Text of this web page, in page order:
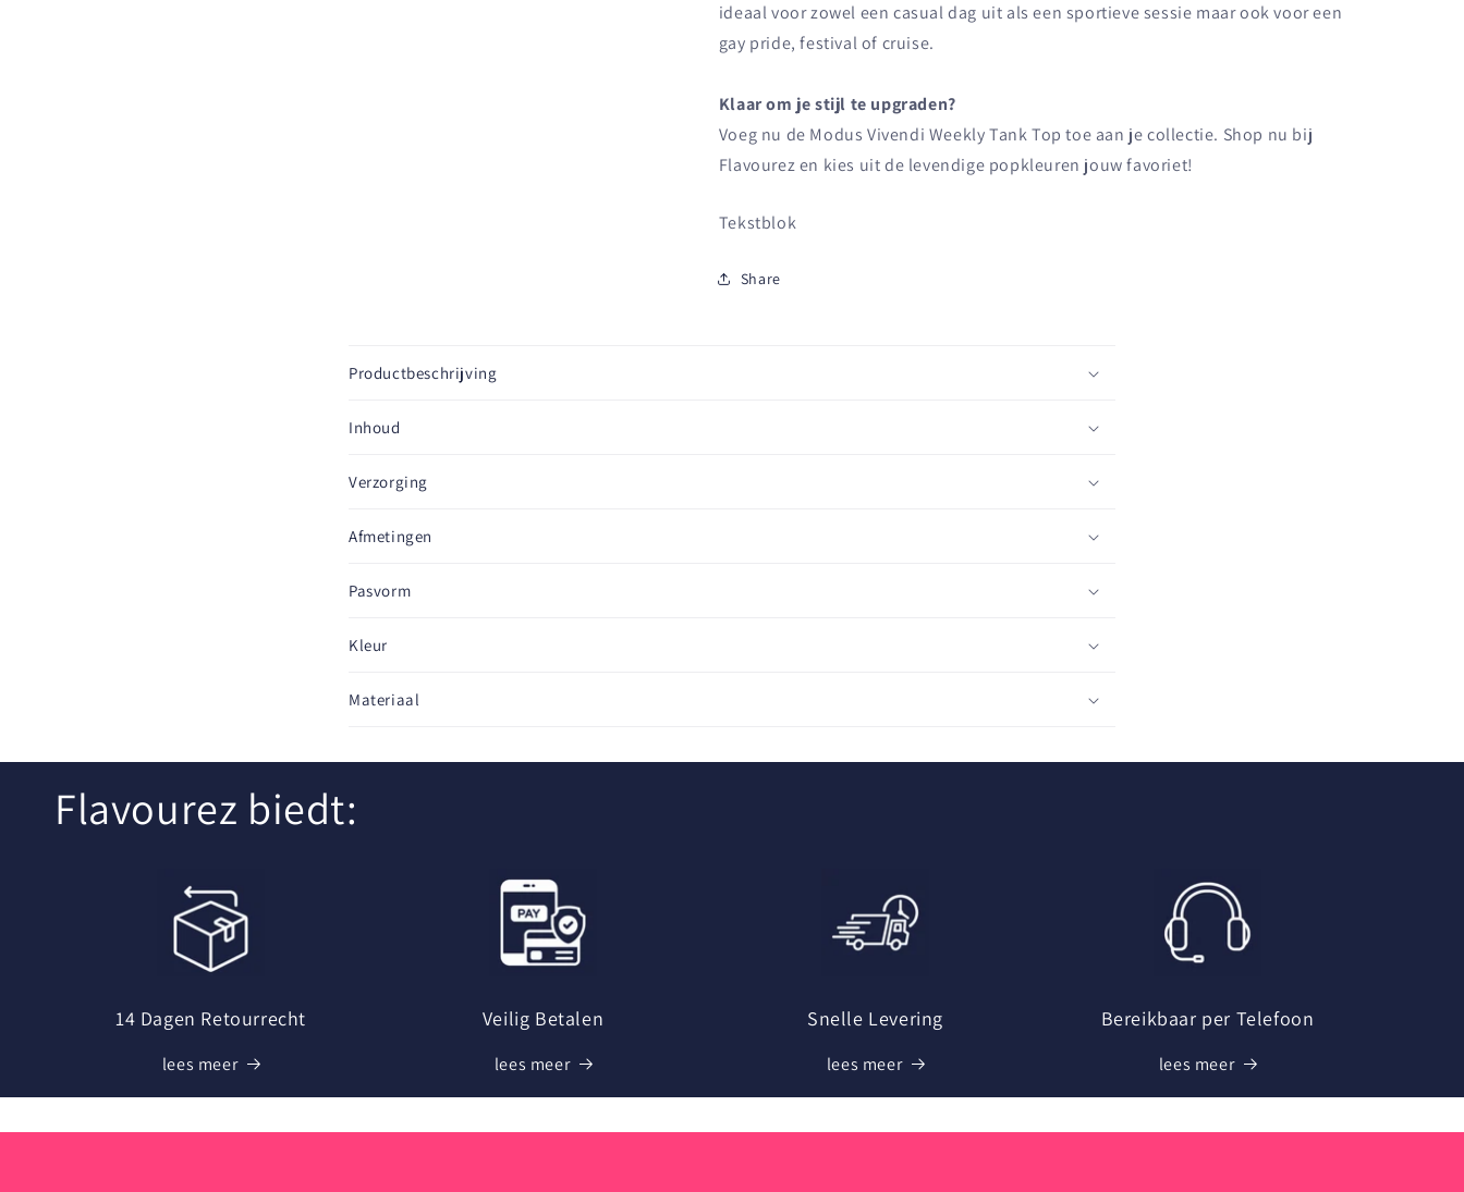
ideaal voor zowel een casual dag uit als een sportieve sessie maar ook voor een
gay pride, festival of cruise.
Klaar om je stijl te upgraden?
Voeg nu de Modus Vivendi Weekly Tank Top toe aan je collectie. Shop nu bij
Flavourez en kies uit de levendige popkleuren jouw favoriet!
Tekstblok
Share
I
k
a
p
a
c
n
t
e
Productbeschrijving
Inhoud
Verzorging
Afmetingen
Pasvorm
Kleur
Materiaal
Flavourez biedt:
14 Dagen Retourrecht
lees meer
Veilig Betalen
lees meer
Snelle Levering
lees meer
Bereikbaar per Telefoon
lees meer